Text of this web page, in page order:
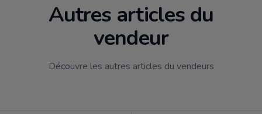
Autres articles du
vendeur
Découvre les autres articles du vendeurs